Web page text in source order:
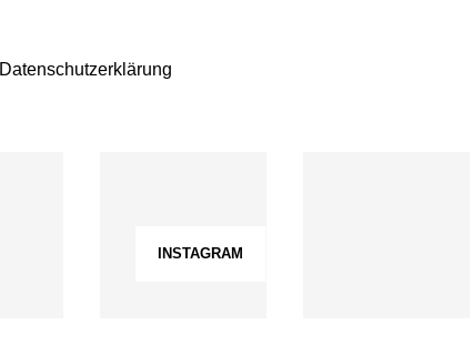
Datenschutzerklärung
INSTAGRAM